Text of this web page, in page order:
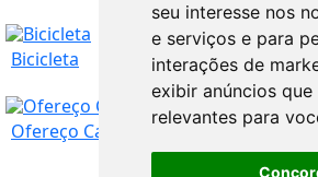
seu interesse nos
e serviços e para
interações de
exibir anúncios que
relevantes para
Porto
Bicicleta
Ofereço Cadeira Auto para Criança.